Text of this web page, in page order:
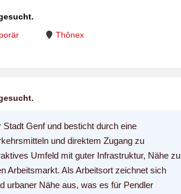
Thônex
Genf und besticht durch eine
und direktem Zugang zu
Umfeld mit guter Infrastruktur, Nähe zu
Arbeitsmarkt. Als Arbeitsort zeichnet sich
urbaner Nähe aus, was es für Pendler